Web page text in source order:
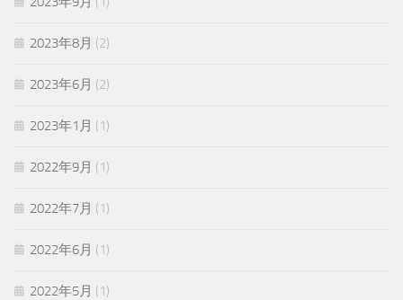
2023年8月 (2)
2023年6月 (2)
2023年1月 (1)
2022年9月 (1)
2022年7月 (1)
2022年6月 (1)
2022年5月 (1)